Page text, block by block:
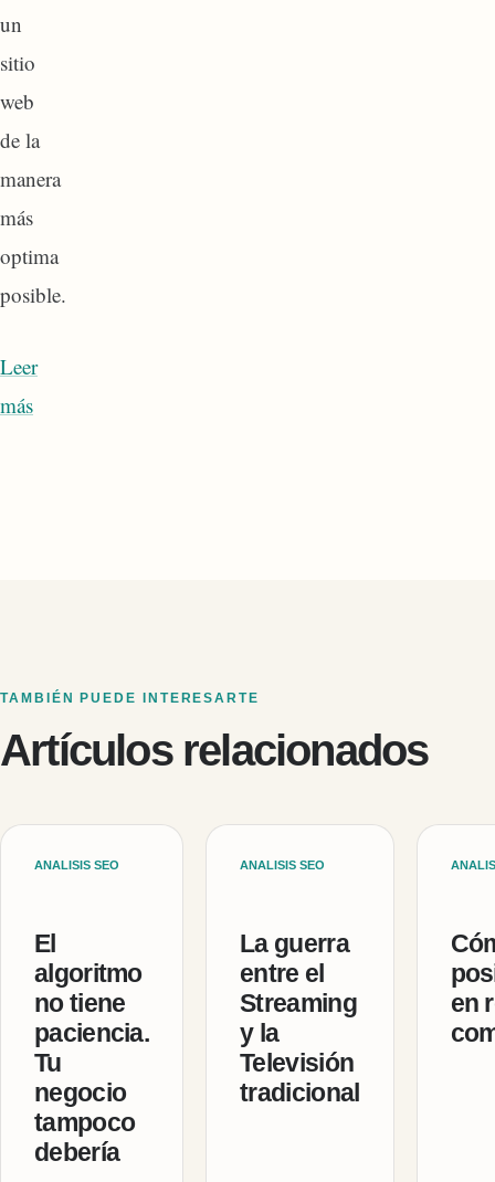
un
sitio
web
de la
manera
más
optima
posible.
Leer
más
TAMBIÉN PUEDE INTERESARTE
Artículos relacionados
ANALISIS SEO
El
algoritmo
no tiene
paciencia.
Tu
negocio
tampoco
debería
ANALISIS SEO
La guerra
entre el
Streaming
y la
Televisión
tradicional
en